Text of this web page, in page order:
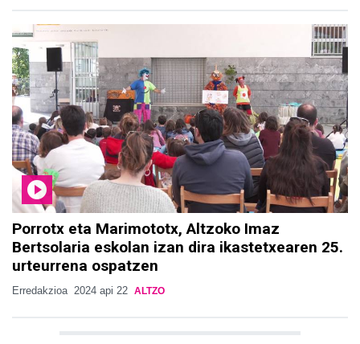
Porrotx eta Marimototx, Altzoko Imaz
Bertsolaria eskolan izan dira ikastetxearen 25.
urteurrena ospatzen
Erredakzioa 2024 api 22 ALTZO